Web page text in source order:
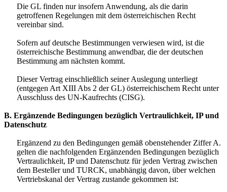
Die GL finden nur insofern Anwendung, als die darin
getroffenen Regelungen mit dem österreichischen Recht
vereinbar sind.
Sofern auf deutsche Bestimmungen verwiesen wird, ist die
österreichische Bestimmung anwendbar, die der deutschen
Bestimmung am nächsten kommt.
Dieser Vertrag einschließlich seiner Auslegung unterliegt
(entgegen Art XIII Abs 2 der GL) österreichischem Recht unter
Ausschluss des UN-Kaufrechts (CISG).
B. Ergänzende Bedingungen bezüglich Vertraulichkeit, IP und
Datenschutz
Ergänzend zu den Bedingungen gemäß obenstehender Ziffer A.
gelten die nachfolgenden Ergänzenden Bedingungen bezüglich
Vertraulichkeit, IP und Datenschutz für jeden Vertrag zwischen
dem Besteller und TURCK, unabhängig davon, über welchen
Vertriebskanal der Vertrag zustande gekommen ist: